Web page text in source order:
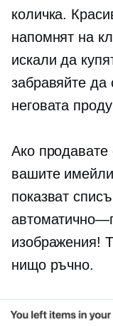
количка.
напомнят на
искали да
забравяйте да
неговата
Ако продавате
вашите
показват
изображения!
нищо ръчно.